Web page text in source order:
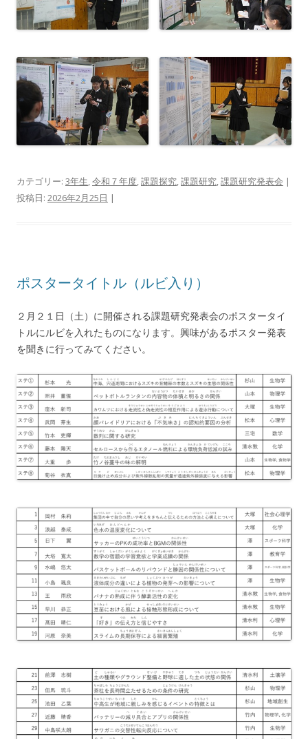
カテゴリー: 3年生,令和７年度,課題探究,課題研究,課題研究発表会 |
投稿日: 2026年2月25日 |
ポスタータイトル（ルビ入り）
２月２１日（土）に開催される課題研究発表会のポスタータイ
トルにルビを入れたものになります。興味があるポスター発表
を聞きに行ってみてください。